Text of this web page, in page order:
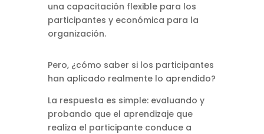
una capacitación flexible para los
participantes y económica para la
organización.
Pero, ¿cómo saber si los participantes
han aplicado realmente lo aprendido?
La respuesta es simple: evaluando y
probando que el aprendizaje que
realiza el participante conduce a